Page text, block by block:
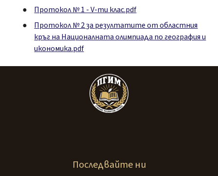
Протокол № 1 - V-ти клас.pdf
Протокол № 2 за резултатите от областния
кръг на Националната олимпиада по география и
икономика.pdf
Последвайте ни